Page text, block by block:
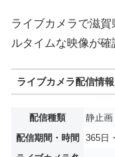
ライブカメラで滋
ルタイムな映像が確
ライブカメラ配信情報
配信種類
静止画
配信期間・時間
365日